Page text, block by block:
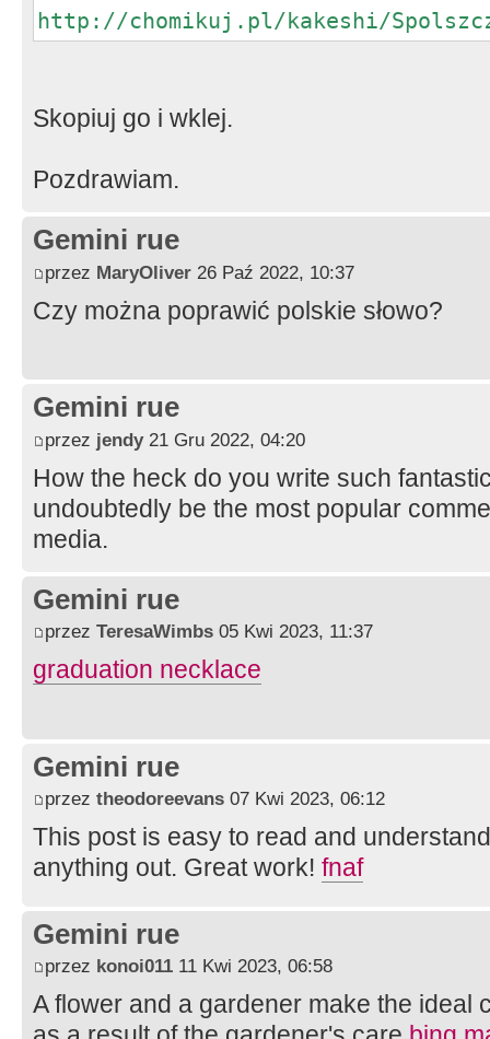
http://chomikuj.pl/kakeshi/
Skopiuj go i wklej.
Pozdrawiam.
Gemini rue
przez MaryOliver 26 Paź 2022, 10:37
Czy można poprawić polskie słowo?
Gemini rue
przez jendy21 Gru 2022, 04:20
How the heck do you write such
undoubtedly be the most popular
media.
Gemini rue
przez TeresaWimbs 05 Kwi 2023, 11:37
graduation necklace
Gemini rue
przez theodoreevans 07 Kwi 2023, 06:12
This post is easy to read and
anything out. Great work! fnaf
Gemini rue
przez konoi011 11 Kwi 2023, 06:58
A flower and a gardener make the ideal